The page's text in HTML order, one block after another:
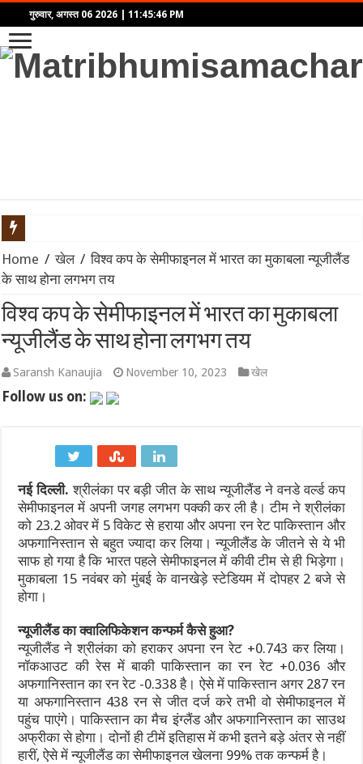
गुरुवार, अगस्त 06 2026 11:45:46 PM
‘आवारापन 2’ का टीज़र रिलीज़: इमरान हाशमी फिर दिखेंगे ‘शिवम
Velo की नई ग्लोबल रिसर्च में सामने आया सेल्फ-एक्सप्रेशन का रिपल इफेक्ट
महिंद्रा ने लॉन्च किया Scorpio-N का नया अवतार: पैनोरमिक सनरूफ
एथेनॉल नीति पर बने फर्जी और डीपफेक वीडियो हटाएं: बॉम्बे हाईकोर्ट का
JPSC-JSSC प्रदर्शन: सोनम वांगचुक से वीडियो कॉल पर बात के बाद
पाकिस्तान में सियासी भूचाल: शहबाज सरकार संकट में, 21 साल के सबसे
‘गजनी’ और ‘लगान’ फेम अभिनेता प्रदीप रावत का 74 की उम्र में निधन,
झारखंड में JPSC-JSSC धांधली पर उग्र हुआ छात्र आंदोलन: छात्र नेता
Home / खेल / विश्व कप के सेमीफाइनल में भारत का मुकाबला न्यूजीलैंड
के साथ होना लगभग तय
विश्व कप के सेमीफाइनल में भारत का मुकाबला
न्यूजीलैंड के साथ होना लगभग तय
Saransh Kanaujia November 10, 2023 खेल
Follow us on:
नई दिल्ली. श्रीलंका पर बड़ी जीत के साथ न्यूजीलैंड ने वनडे वर्ल्ड कप
सेमीफाइनल में अपनी जगह लगभग पक्की कर ली है। टीम ने श्रीलंका
को 23.2 ओवर में 5 विकेट से हराया और अपना रन रेट पाकिस्तान और
अफगानिस्तान से बहुत ज्यादा कर लिया। न्यूजीलैंड के जीतने से ये भी
साफ हो गया है कि भारत पहले सेमीफाइनल में कीवी टीम से ही भिड़ेगा।
मुकाबला 15 नवंबर को मुंबई के वानखेड़े स्टेडियम में दोपहर 2 बजे से
होगा।
न्यूजीलैंड का क्वालिफिकेशन कन्फर्म कैसे हुआ?
न्यूजीलैंड ने श्रीलंका को हराकर अपना रन रेट +0.743 कर लिया।
नॉकआउट की रेस में बाकी पाकिस्तान का रन रेट +0.036 और
अफगानिस्तान का रन रेट -0.338 है। ऐसे में पाकिस्तान अगर 287 रन
या अफगानिस्तान 438 रन से जीत दर्ज करे तभी वो सेमीफाइनल में
पहुंच पाएंगे। पाकिस्तान का मैच इंग्लैंड और अफगानिस्तान का साउथ
अफ्रीका से होगा। दोनों ही टीमें इतिहास में कभी इतने बड़े अंतर से नहीं
हारीं, ऐसे में न्यूजीलैंड का सेमीफाइनल खेलना 99% तक कन्फर्म है।